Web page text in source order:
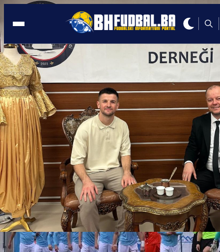
MOKRI DOLAC
23:41, 28.02.2025
Kobiljar: Ne mogu vjerovati da smo mi
ovoj situaciji, u šoku sam!
Autor:
Redakcija
23:41, 28.02.2025